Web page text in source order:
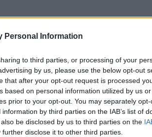
Personal Information
to third parties, or processing of your
by us, please use the below opt-out
that after your opt-out request is processed
based on personal information utilized by us
prior to your opt-out. You may separately
by third parties on the IAB’s list of
be disclosed by us to third parties on the
further disclose it to other third parties.
τηςGoogle